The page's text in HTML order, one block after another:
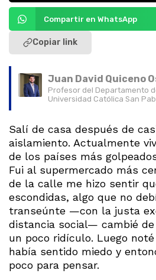
Compartir en WhatsApp
Copiar link
Juan David Quiceno
Profesor del Departamento
Universidad Católica San
Salí de casa después de
aislamiento. Actualmente
de los países más
Fui al supermercado más
de la calle me hizo sentir
escondidas, algo que no
transeúnte —con la justa
distancia social— cambié de
un poco ridículo. Luego
había sentido miedo y
poco para pensar.